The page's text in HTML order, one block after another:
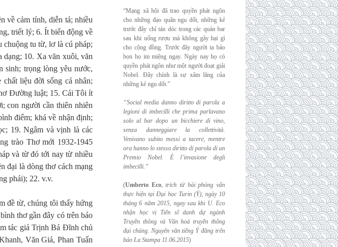
về cảm tính, diễn tả; nhiều
triết lý; 6. Ít biến động về
chuộng tu từ, lơ là cú pháp;
dạng; 10. Xa văn xuôi, văn
sinh; trọng lòng yêu nước,
liệu đời sống cá nhân;
Đường luật; 15. Cái Tôi ít
con người cần thiên nhiên
điểm; khá về nhận định;
19. Ngâm và vịnh là các
trào Thơ mới 1932-1945
và từ đó tới nay từ nhiều
đại là dòng thơ cách mạng
phái); 22. v.v.
đề từ, chúng tôi thấy hứng
thơ gần đây có trên báo
tác giả Trịnh Bá Đĩnh chủ
Văn Giá, Phan Tuấn
“Mạng xã hội đã trao quyền phát ngôn
cho những đạo quân ngu dốt, những kẻ
trước đây chỉ tán dóc trong các quán bar
sau khi uống rượu mà không gây hại gì
cho cộng đồng. Trước đây người ta bảo
bọn họ im miệng ngay. Ngày nay họ có
quyền phát ngôn như một người đoạt giải
Nobel. Đây chính là sự xâm lăng của
những kẻ ngu dốt.”
“Social media danno diritto di parola a
legioni di imbecilli che prima parlavano
solo albar dopo un bicchiere di vino,
senza danneggiare la collettività.
Venivano subito messi a tacere, mentre
ora hanno lo stesso diritto di parola di un
Premio Nobel. È l’invasione degli
imbecilli.”
(Umberto Eco,trích từ bài phỏng vấn
thực hiện tại Đại học Turin (Ý), ngày 10
tháng 6 năm 2015, ngay sau khi U. Eco
nhận học vị Tiến sĩ danh dự ngành
Truyền thông và Văn hoá truyền thông
đại chúng. Nguyên văn tiếng Ý đăng trên
báo La Stampa 11.06.2015)